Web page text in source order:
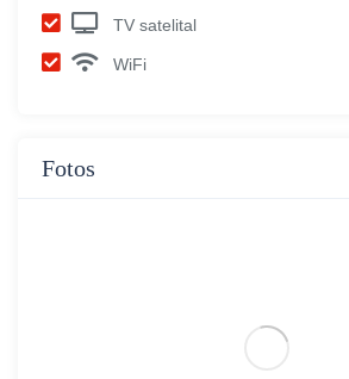
TV satelital
WiFi
Fotos